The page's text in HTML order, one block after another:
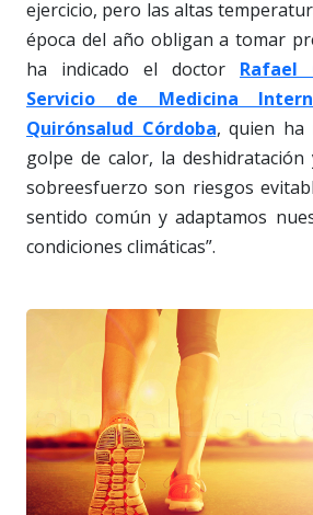
ejercicio, pero las altas
época del año obligan a tomar
ha indicado el doctor Rafael
Servicio de Medicina
Quirónsalud Córdoba, quien ha
golpe de calor, la
sobreesfuerzo son riesgos
sentido común y adaptamos
condiciones climáticas”.